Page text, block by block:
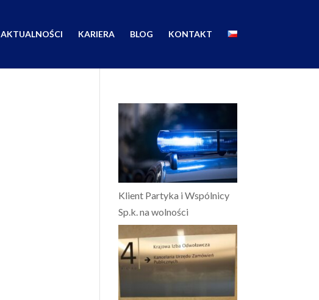
AKTUALNOŚCI KARIERA BLOG KONTAKT
Klient Partyka i Wspólnicy
Sp.k. na wolności